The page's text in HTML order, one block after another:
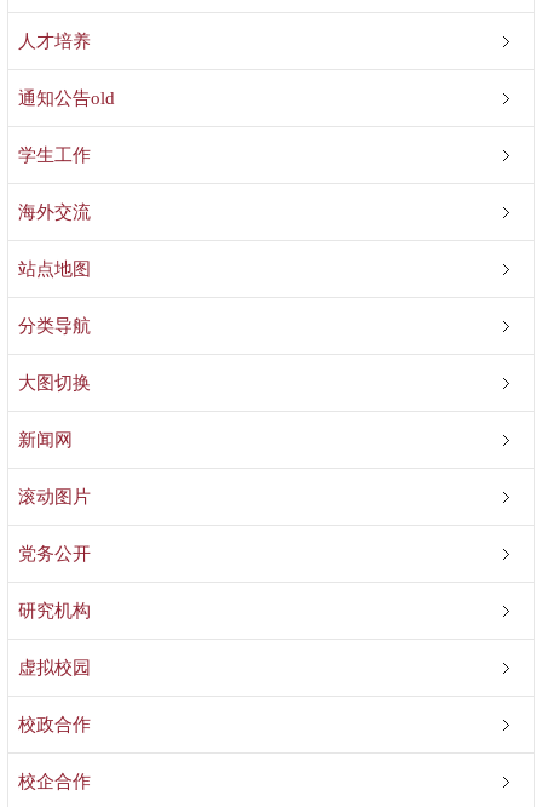
人才培养
通知公告old
学生工作
海外交流
站点地图
分类导航
大图切换
新闻网
滚动图片
党务公开
研究机构
虚拟校园
校政合作
校企合作